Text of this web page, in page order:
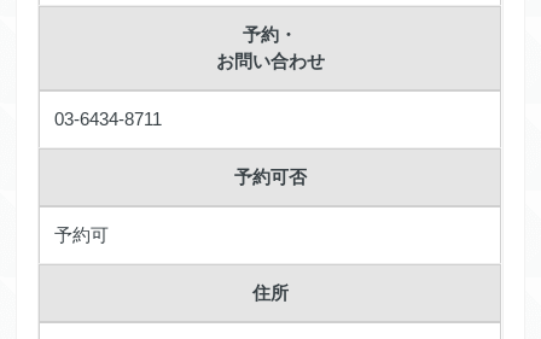
予約・
お問い合わせ
03-6434-8711
予約可否
予約可
住所